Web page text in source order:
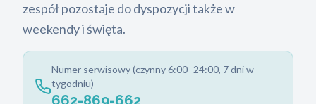
zespół pozostaje do dyspozycji także w
weekendy i święta.
Numer serwisowy (czynny 6:00–24:00, 7 dni w
tygodniu)
662-869-662